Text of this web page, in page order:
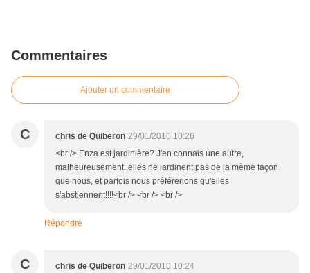
Commentaires
Ajouter un commentaire
C chris de Quiberon 29/01/2010 10:26
<br /> Enza est jardinière? J'en connais une autre,
malheureusement, elles ne jardinent pas de la même façon
que nous, et parfois nous préférerions qu'elles
s'abstiennent!!!!<br /> <br /> <br />
Répondre
C chris de Quiberon 29/01/2010 10:24